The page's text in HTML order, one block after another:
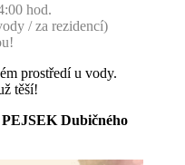
hod.
/ za rezidencí)
prostředí u vody.
těší!
Dubičného